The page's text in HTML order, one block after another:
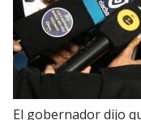
El gobernador dijo